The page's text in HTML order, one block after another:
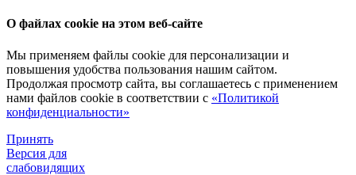
О файлах cookie на этом веб-сайте
Мы применяем файлы cookie для персонализации и
повышения удобства пользования нашим сайтом.
Продолжая просмотр сайта, вы соглашаетесь с применением
нами файлов cookie в соответствии с «Политикой
конфиденциальности»
Принять
Версия для
слабовидящих